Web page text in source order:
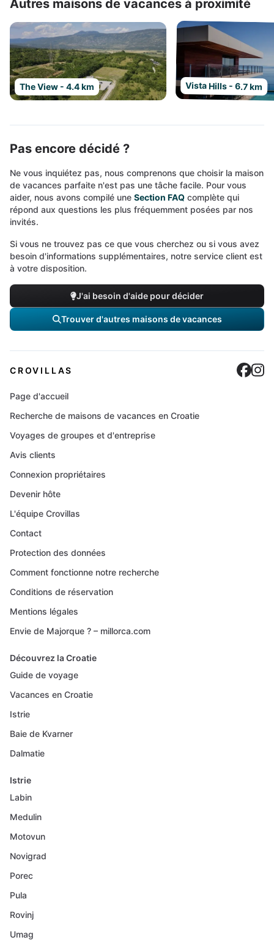
Autres maisons de vacances à proximité
The View - 4.4 km Vista Hills - 6.7 km
Pas encore décidé ?
Ne vous inquiétez pas, nous comprenons que choisir la maison
de vacances parfaite n'est pas une tâche facile. Pour vous
aider, nous avons compilé une Section FAQ complète qui
répond aux questions les plus fréquemment posées par nos
invités.
Si vous ne trouvez pas ce que vous cherchez ou si vous avez
besoin d'informations supplémentaires, notre service client est
à votre disposition.
J'ai besoin d'aide pour décider
Trouver d'autres maisons de vacances
CROVILLAS
Page d'accueil
Recherche de maisons de vacances en Croatie
Voyages de groupes et d'entreprise
Avis clients
Connexion propriétaires
Devenir hôte
L'équipe Crovillas
Contact
Protection des données
Comment fonctionne notre recherche
Conditions de réservation
Mentions légales
Envie de Majorque ? – millorca.com
Découvrez la Croatie
Guide de voyage
Vacances en Croatie
Istrie
Baie de Kvarner
Dalmatie
Istrie
Labin
Medulin
Motovun
Novigrad
Porec
Pula
Rovinj
Umag